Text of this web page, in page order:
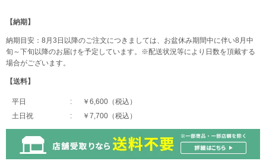
【納期】
納期目安：8月3日以降のご注文につきましては、お盆休み期間中に伴い8月中
旬～下旬以降のお届けを予定しています。※配送状況等により日数を頂戴する
場合がございます。
【送料】
平日
￥6,600（税込）
土日祝
￥7,700（税込）